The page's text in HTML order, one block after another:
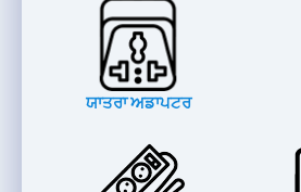
ਯਾਤਰਾ ਅਡਾਪਟਰ